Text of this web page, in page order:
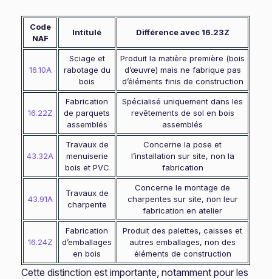
Code
NAF
Intitulé Différence avec 16.23Z
16.10A
Sciage et
rabotage du
bois
Produit la matière première (bois
d’œuvre) mais ne fabrique pas
d’éléments finis de construction
16.22Z
Fabrication
de parquets
assemblés
Spécialisé uniquement dans les
revêtements de sol en bois
assemblés
43.32A
Travaux de
menuiserie
bois et PVC
Concerne la pose et
l’installation sur site, non la
fabrication
43.91A
Travaux de
charpente
Concerne le montage de
charpentes sur site, non leur
fabrication en atelier
16.24Z
Fabrication
d’emballages
en bois
Produit des palettes, caisses et
autres emballages, non des
éléments de construction
Cette distinction est importante, notamment pour les